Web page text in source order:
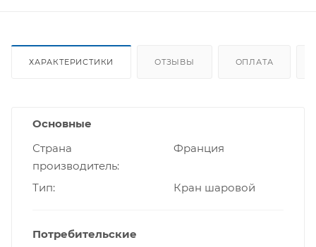
ХАРАКТЕРИСТИКИ ОТЗЫВЫ ОПЛАТА
Основные
Страна
производитель
Франция
Тип Кран шаровой
Потребительские